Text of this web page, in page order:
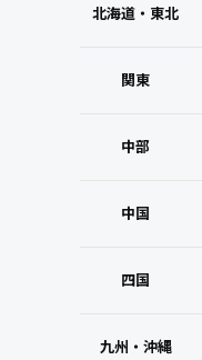
北海道・東北
関東
中部
中国
四国
九州・沖縄